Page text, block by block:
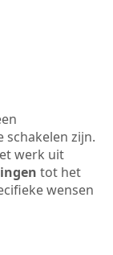
zijn.
werk uit
tot het
wensen